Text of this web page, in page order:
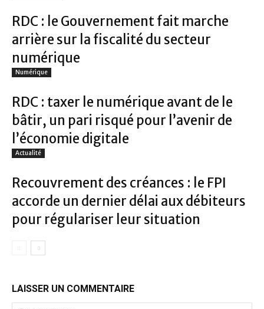
RDC : le Gouvernement fait marche
arrière sur la fiscalité du secteur
numérique
Numérique
RDC : taxer le numérique avant de le
bâtir, un pari risqué pour l’avenir de
l’économie digitale
Actualité
Recouvrement des créances : le FPI
accorde un dernier délai aux débiteurs
pour régulariser leur situation
LAISSER UN COMMENTAIRE